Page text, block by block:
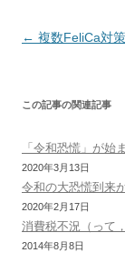
投
ビ
ゲ
ー
シ
ン
← 複数FeliCa対
この記事の関連記事
「令和恐慌」が始
2020年3月13日
令和の大恐慌到来
2020年2月17日
消費税不況（って
2014年8月8日